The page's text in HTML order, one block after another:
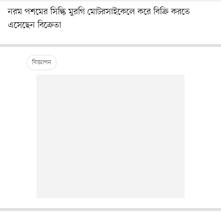
নরম পশমের সিল্কি মুরগি মোটরসাইকেলে করে বিক্রি করতে
এসেছেন বিক্রেতা